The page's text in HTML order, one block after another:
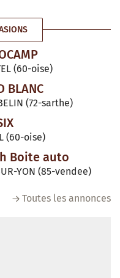
(60-oise)
BLANC
(72-sarthe)
(60-oise)
Boite auto
YON (85-vendee)
Toutes les annonces